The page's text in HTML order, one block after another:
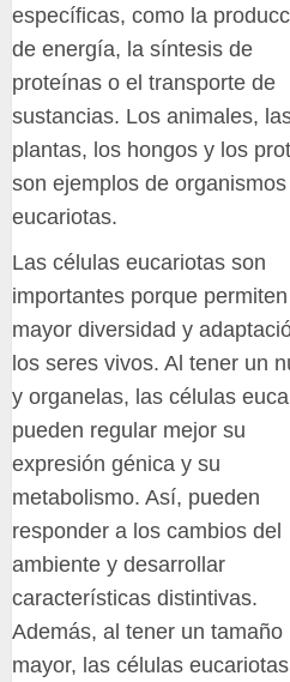
específicas, como la
de energía, la síntesis de
proteínas o el transporte de
sustancias. Los animales,
plantas, los hongos y los
son ejemplos de organismos
eucariotas.
Las células eucariotas son
importantes porque
mayor diversidad y
los seres vivos. Al tener un
y organelas, las células
pueden regular mejor su
expresión génica y su
metabolismo. Así, pueden
responder a los cambios del
ambiente y desarrollar
características distintivas.
Además, al tener un tamaño
mayor, las células eucariotas